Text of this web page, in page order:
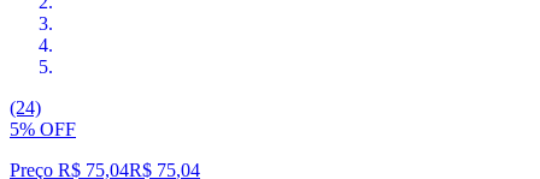
(24)
5% OFF
Preço R$ 75,04R$ 75,04